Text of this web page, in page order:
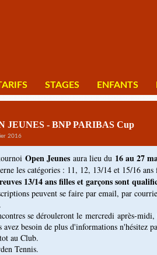
STAGES ENFANTS
JEUNES - BNP PARIBAS Cup
2016
Open Jeunes aura lieu du 16 au 27
les catégories : 11, 12, 13/14 et 15/16 ans
13/14 ans filles et garçons sont
peuvent se faire par email, par
se dérouleront le mercredi après-
avez besoin de plus d'informations n'hésitez
au Club.
Tennis.